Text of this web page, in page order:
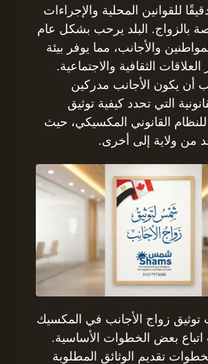
للقوانين المحلية والإجراءات
بالزواج. البلد يرحب بشكل عام
والأجانب، مما يوفر بيئة
الثقافية والاجتماعية.
أن يكون الأجانب مدركين
التي تحدد كيفية توثيق
القانوني المكسيكي، حيث
من ولاية إلى أخرى.
توثيق زواج الأجانب في المكسيك
بعض الخطوات الأساسية.
تقديم الوثائق المطلوبة